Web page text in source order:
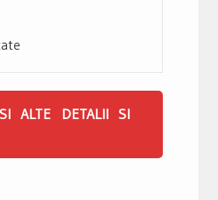
ALTE DETALII SI